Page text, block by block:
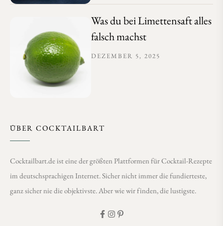
Was du bei Limettensaft alles
falsch machst
DEZEMBER 5, 2025
ÜBER COCKTAILBART
Cocktailbart.de ist eine der größten Plattformen für Cocktail-Rezepte
im deutschsprachigen Internet. Sicher nicht immer die fundierteste,
ganz sicher nie die objektivste. Aber wie wir finden, die lustigste.